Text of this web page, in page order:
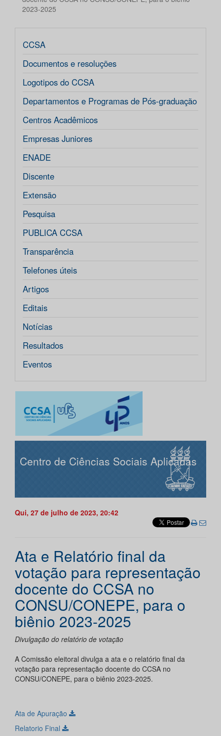
2023-2025
CCSA
Documentos e resoluções
Logotipos do CCSA
Departamentos e Programas de Pós-graduação
Centros Acadêmicos
Empresas Juniores
ENADE
Discente
Extensão
Pesquisa
PUBLICA CCSA
Transparência
Telefones úteis
Artigos
Editais
Notícias
Resultados
Eventos
Centro de Ciências Sociais Aplicadas
Qui, 27 de julho de 2023, 20:42
Ata e Relatório final da
votação para representação
docente do CCSA no
CONSU/CONEPE, para o
biênio 2023-2025
Divulgação do relatório de votação
A Comissão eleitoral divulga a ata e o relatório final da
votação para representação docente do CCSA no
CONSU/CONEPE, para o biênio 2023-2025.
Ata de Apuração
Relatorio Final